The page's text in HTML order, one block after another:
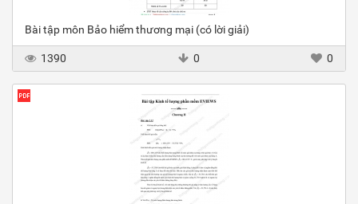
Bài tập môn Bảo hiểm thương mại (có lời giải)
1390 0 0